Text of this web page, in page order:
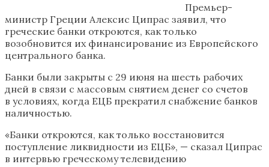
Премьер-
министр Греции Алексис Ципрас заявил, что
греческие банки откроются, как только
возобновится их финансирование из Европейского
центрального банка.
Банки были закрыты с 29 июня на шесть рабочих
дней в связи с массовым снятием денег со счетов
в условиях, когда ЕЦБ прекратил снабжение банков
наличностью.
«Банки откроются, как только восстановится
поступление ликвидности из ЕЦБ», — сказал Ципрас
в интервью греческому телевидению